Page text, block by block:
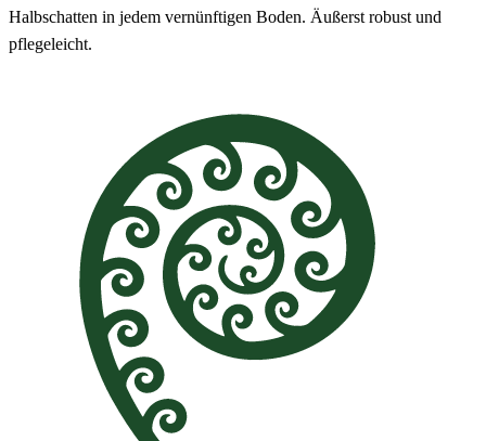
Halbschatten in jedem vernünftigen Boden. Äußerst robust und
pflegeleicht.